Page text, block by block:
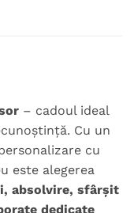
– cadoul ideal
Cu un
cu
este alegerea
absolvire, sfârșit
dedicate